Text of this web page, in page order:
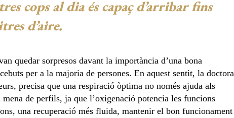
cops al dia és capaç d’arribar fins
d’aire.
quedar sorpresos davant la importància d’una bona
per a la majoria de persones. En aquest sentit, la doctora
precisa que una respiració òptima no només ajuda als
de perfils, ja que l’oxigenació potencia les funcions
una recuperació més fluida, mantenir el bon funcionament